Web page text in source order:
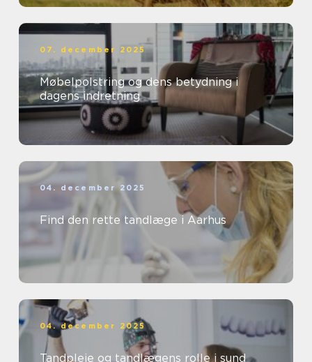
07. december 2025
Møbelpolstring og dens betydning i
dagens indretning
04. december 2025
Find den rette tandlæge i Aarhus
04. december 2025
Tandpleje og tandlægens rolle i sund